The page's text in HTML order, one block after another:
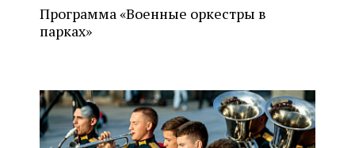
Программа «Военные оркестры в
парках»